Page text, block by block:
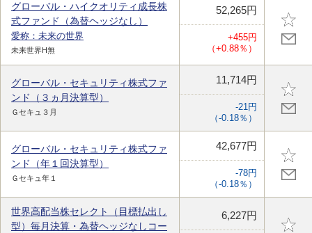
グローバル・ハイクオリティ成長株
式ファンド（為替ヘッジなし）
愛称：未来の世界
未来世界H無
52,265円
+455円
（+0.88％）
グローバル・セキュリティ株式ファ
ンド（３ヵ月決算型）
Ｇセキュ３月
11,714円
-21円
（-0.18％）
グローバル・セキュリティ株式ファ
ンド（年１回決算型）
Ｇセキュ年１
42,677円
-78円
（-0.18％）
世界高配当株セレクト（目標払出し
型）毎月決算・為替ヘッジなしコー
6,227円